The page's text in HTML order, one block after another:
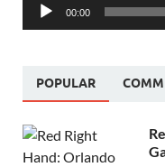
00:00
POPULAR